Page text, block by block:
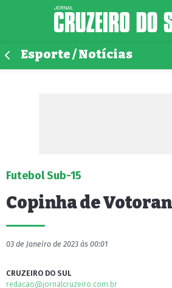
Esporte / Notícias
Futebol Sub-15
Copinha de
03 de Janeiro de 2023 às 00:01
CRUZEIRO DO SUL
redacao@jornalcruzeiro.com.br